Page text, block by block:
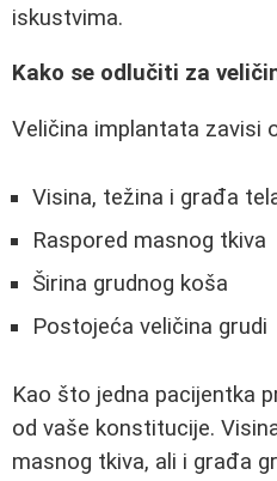
iskustvima.
Kako se odlučiti za
Veličina implantata zavisi
Visina, težina i građa
Raspored masnog tkiva
Širina grudnog koša
Postojeća veličina grudi
Kao što jedna pacijentka
od vaše konstitucije.
masnog tkiva, ali i građa